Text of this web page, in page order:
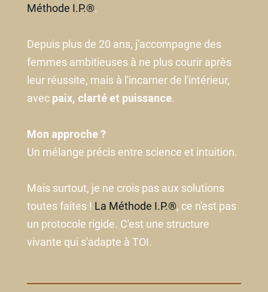
Méthode I.P.®.
Depuis plus de 20 ans, j'accompagne des
femmes ambitieuses à ne plus courir après
leur réussite, mais à l'incarner de l'intérieur,
avec paix, clarté et puissance.
Mon approche ?
Un mélange précis entre science et intuition.
Mais surtout, je ne crois pas aux solutions
toutes faites ! La Méthode I.P.®, ce n'est pas
un protocole rigide. C'est une structure
vivante qui s'adapte à TOI.